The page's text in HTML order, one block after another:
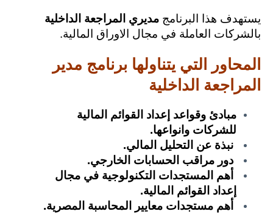
يستهدف هذا البرنامج مديري المراجعة الداخلية
بالشركات العاملة في مجال الاوراق المالية.
المحاور التي يتناولها برنامج مدير
المراجعة الداخلية
مبادئ وقواعد إعداد القوائم المالية
للشركات وانواعها.
نبذة عن التحليل المالي.
دور مراقب الحسابات الخارجي.
أهم المستجدات التكنولوجية في مجال
إعداد القوائم المالية.
أهم مستجدات معايير المحاسبة المصرية.